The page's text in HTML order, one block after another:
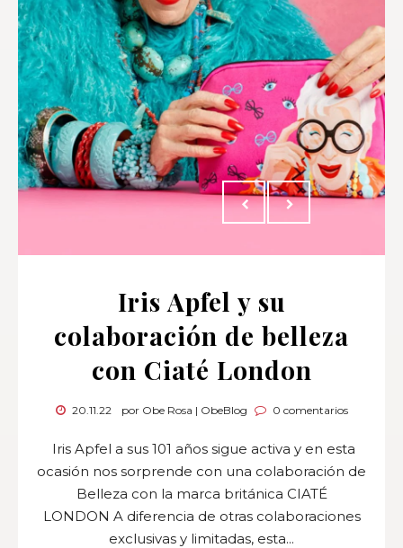
Iris Apfel y su
colaboración de belleza
con Ciaté London
20.11.22 por Obe Rosa | ObeBlog 0 comentarios
Iris Apfel a sus 101 años sigue activa y en esta
ocasión nos sorprende con una colaboración de
Belleza con la marca británica CIATÉ
LONDON A diferencia de otras colaboraciones
exclusivas y limitadas, esta...